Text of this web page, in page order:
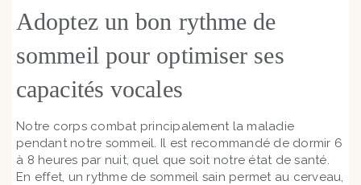
Adoptez un bon rythme de
sommeil pour optimiser ses
capacités vocales
Notre corps combat principalement la maladie
pendant notre sommeil. Il est recommandé de dormir 6
à 8 heures par nuit, quel que soit notre état de santé.
En effet, un rythme de sommeil sain permet au cerveau,